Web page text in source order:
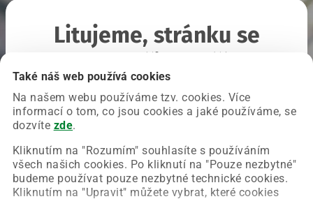
Také náš web používá cookies
Na našem webu používáme tzv. cookies. Více
informací o tom, co jsou cookies a jaké používáme, se
dozvíte zde.
Kliknutím na "Rozumím" souhlasíte s používáním
všech našich cookies. Po kliknutí na "Pouze nezbytné"
budeme používat pouze nezbytné technické cookies.
Kliknutím na "Upravit" můžete vybrat, které cookies
Litujeme, stránku se
Chyba nastala na naší straně a už ji opravujeme.
Zkuste prosím znovu načíst požadovanou stránku.
Obnovit stránku Úvodní strana